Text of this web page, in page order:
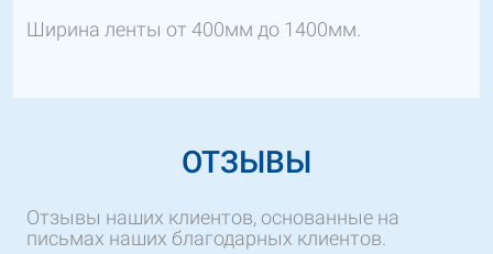
Ширина ленты от 400мм до 1400мм.
ОТЗЫВЫ
Отзывы наших клиентов, основанные на
письмах наших благодарных клиентов.